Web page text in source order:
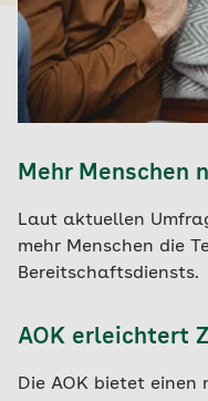
Mehr Menschen
Laut aktuellen
mehr Menschen die
Bereitschaftsdiensts.
AOK erleichtert
Die AOK bietet einen